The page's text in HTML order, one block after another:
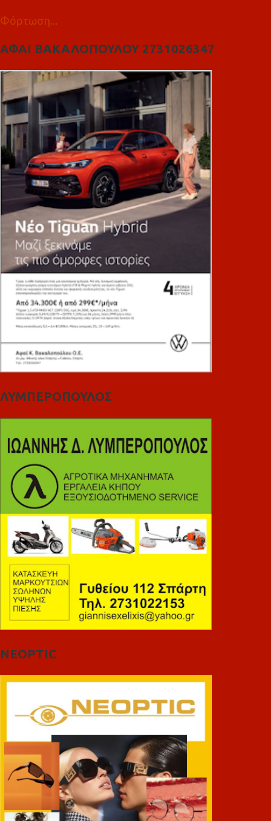
Φόρτωση...
ΑΦΑΙ ΒΑΚΑΛΟΠΟΥΛΟΥ 2731026347
ΛΥΜΠΕΡΟΠΟΥΛΟΣ
NEOPTIC